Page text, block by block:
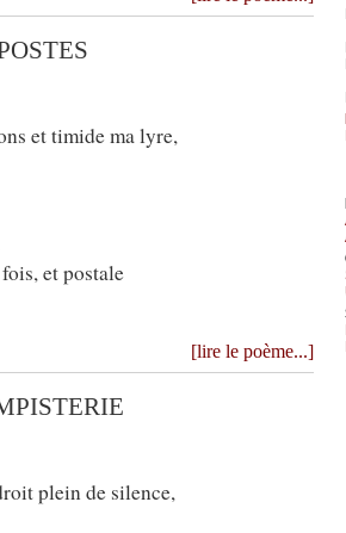
et timide ma lyre,
et postale
[lire le poème...]
plein de silence,